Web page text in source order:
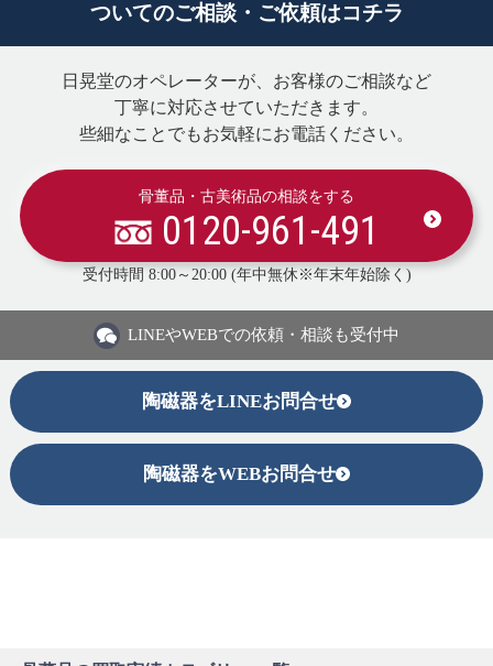
ついてのご相談・ご依頼はコチラ
日晃堂のオペレーターが、お客様のご相談など
丁寧に対応させていただきます。
些細なことでもお気軽にお電話ください。
骨董品・古美術品の相談をする
0120-961-491
受付時間 8:00～20:00 (年中無休※年末年始除く)
LINEやWEBでの依頼・相談も受付中
陶磁器をLINEお問合せ
陶磁器をWEBお問合せ